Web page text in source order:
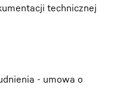
technicznej
- umowa o